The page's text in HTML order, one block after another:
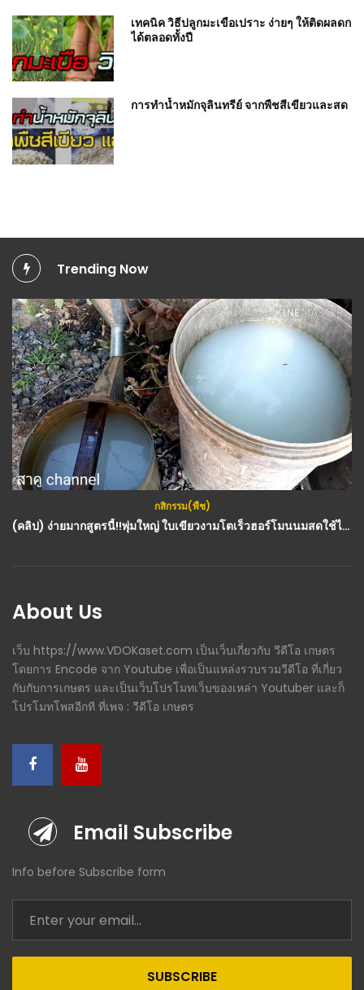
เทคนิค วิธีปลูกมะเขือเปราะ ง่ายๆ ให้ติดผลดก
ได้ตลอดทั้งปี
การทำน้ำหมักจุลินทรีย์ จากพืชสีเขียวและสด
Trending Now
กสิกรรม(พืช)
(คลิป) ง่ายมากสูตรนี้!!พุ่มใหญ่ ใบเขียวงามโตเร็วฮอร์โมนนมสดใช้ได้ทันที Fresh milk hormones สาคู channel : วีดีโอ เกษตร
About Us
เว็บ https://www.VDOKaset.com เป็นเว็บเกี่ยวกับ วีดีโอ เกษตร
โดยการ Encode จาก Youtube เพื่อเป็นแหล่งรวบรวมวีดีโอ ที่เกี่ยว
กับกับการเกษตร และเป็นเว็บโปรโมทเว็บของเหล่า Youtuber และก็
โปรโมทโพสอีกที ที่เพจ : วีดีโอ เกษตร
Email Subscribe
Info before Subscribe form
SUBSCRIBE